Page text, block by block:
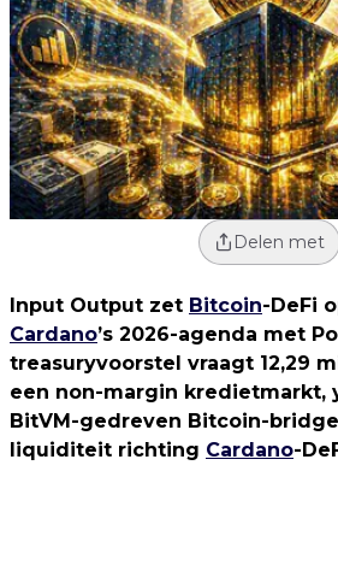
Delen met
Input Output zet Bitcoin-DeFi
Cardano’s 2026-agenda met
treasuryvoorstel vraagt 12,29
een non-margin kredietmarkt,
BitVM-gedreven Bitcoin-
liquiditeit richting Cardano-